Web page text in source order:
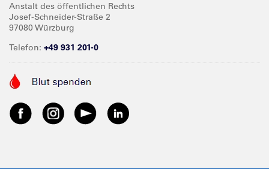
Anstalt des öffentlichen Rechts
Josef-Schneider-Straße 2
97080 Würzburg
Telefon: +49 931 201-0